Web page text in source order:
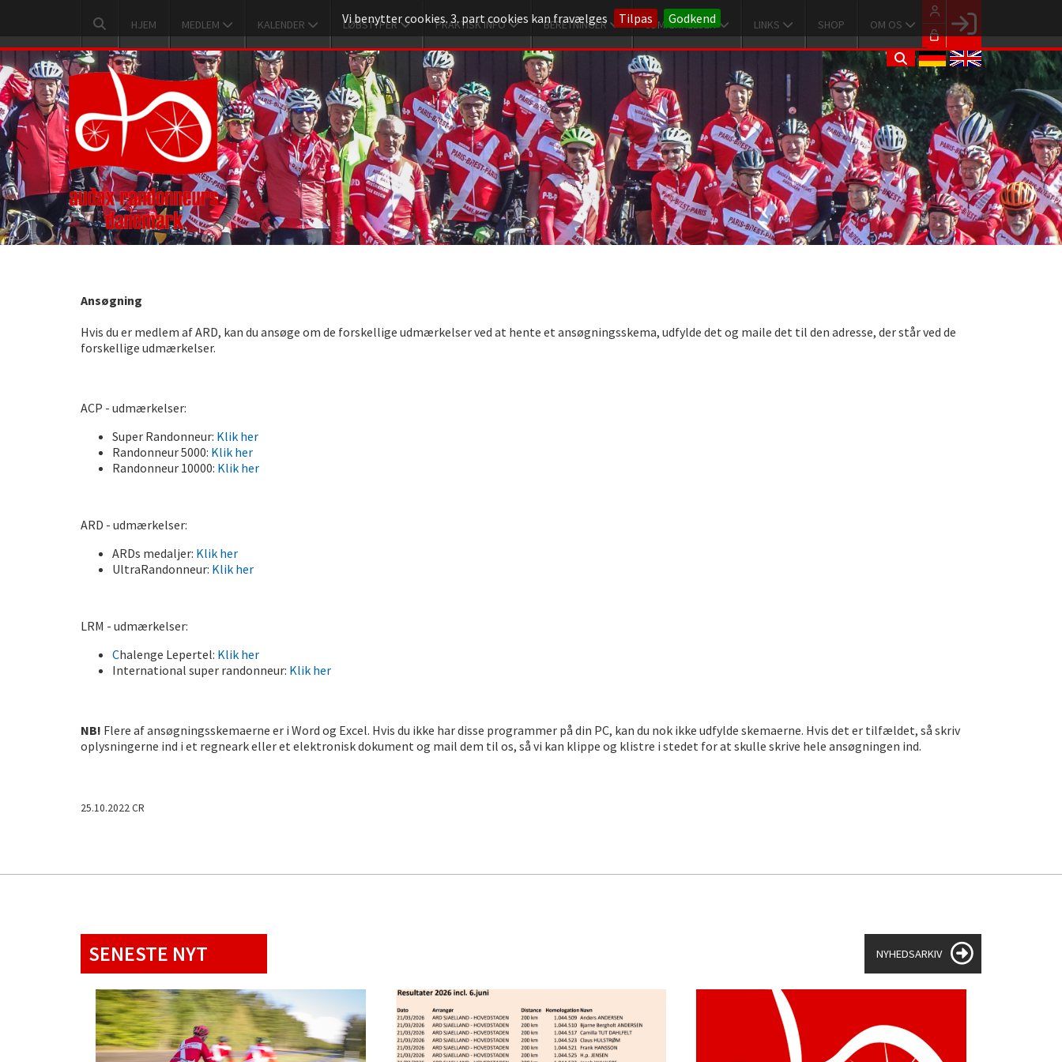
Vi benytter cookies. 3. part cookies kan fravælges Tilpas Godkend
HJEM MEDLEM KALENDER LØBSTYPER PRAKTISK INFO BERETNINGER UDMÆRKELSER LINKS SHOP OM OS
Facebook login
Husk mig
Glemt password
Opret profil
LOG IND
Ansøgning
Hvis du er medlem af ARD, kan du ansøge om de forskellige udmærkelser ved at hente et ansøgningsskema, udfylde det og maile det til den adresse, der står ved de
forskellige udmærkelser.
ACP - udmærkelser:
Super Randonneur: Klik her
Randonneur 5000: Klik her
Randonneur 10000: Klik her
ARD - udmærkelser:
ARDs medaljer: Klik her
UltraRandonneur: Klik her
LRM - udmærkelser:
Chalenge Lepertel: Klik her
International super randonneur: Klik her
NB! Flere af ansøgningsskemaerne er i Word og Excel. Hvis du ikke har disse programmer på din PC, kan du nok ikke udfylde skemaerne. Hvis det er tilfældet, så skriv
oplysningerne ind i et regneark eller et elektronisk dokument og mail dem til os, så vi kan klippe og klistre i stedet for at skulle skrive hele ansøgningen ind.
25.10.2022 CR
SENESTE NYT NYHEDSARKIV